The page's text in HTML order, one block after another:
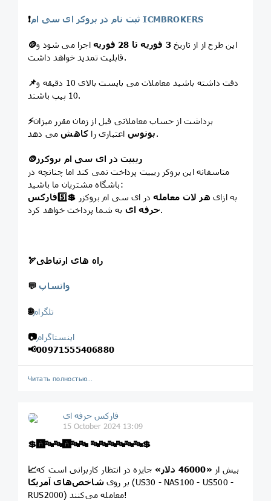
❗️ ثبت نام در بروکر ای سی ام ICMBROKERS
🪙 این طرح از از تاریخ3 فوریه تا 28 فوریه
اجرا می شود و
قابلیت تمدید خواهد داشت.
📌دقت داشته باشید معاملات می بایست بالای 10 دقیقه و
10 پیپ باشند.
⚡️برداشت از حساب معاملاتی قبل از زمان مقرر میزان
بونوس اعتباری را کاهش می دهد.
🪙ریبیت در ای سی ام بروکرز
متاسفانه این بروکر ریبیت پرداخت نمی کند اما چنانچه در
باشگاه مشتریان ما باشید:
به ازای هر لات معاملهدر ای سی ام بروکزر 💲
5️⃣ فارکس
حرفه ایبه شما پرداخت خواهد کرد.
🏹راه های ارتباطی
💬 واتساپ
🌐تلگرام
📷اینستاگرام
📢00971555406880
Читать полностью…
فارکس حرفه ای
15 October 2024 13:09
💲 🅰️ 🔤🔤🅰️ 🔤🔤 🔤🔤🔤🔤🔤🔤💲
📈 بیش از «46000 دلار»
جایزه در انتظار کاربرانی است که
بر روی شاخص‌های آمریکا(US30 - NAS100 - US500 -
RUS2000) معامله می‌کنند!